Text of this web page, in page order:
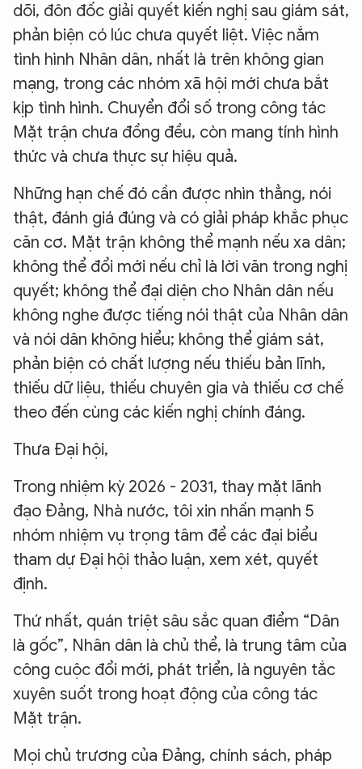
dõi, đôn đốc giải quyết kiến nghị sau giám sát,
phản biện có lúc chưa quyết liệt. Việc nắm
tình hình Nhân dân, nhất là trên không gian
mạng, trong các nhóm xã hội mới chưa bắt
kịp tình hình. Chuyển đổi số trong công tác
Mặt trận chưa đồng đều, còn mang tính hình
thức và chưa thực sự hiệu quả.
Những hạn chế đó cần được nhìn thẳng, nói
thật, đánh giá đúng và có giải pháp khắc phục
căn cơ. Mặt trận không thể mạnh nếu xa dân;
không thể đổi mới nếu chỉ là lời văn trong nghị
quyết; không thể đại diện cho Nhân dân nếu
không nghe được tiếng nói thật của Nhân dân
và nói dân không hiểu; không thể giám sát,
phản biện có chất lượng nếu thiếu bản lĩnh,
thiếu dữ liệu, thiếu chuyên gia và thiếu cơ chế
theo đến cùng các kiến nghị chính đáng.
Thưa Đại hội,
Trong nhiệm kỳ 2026 - 2031, thay mặt lãnh
đạo Đảng, Nhà nước, tôi xin nhấn mạnh 5
nhóm nhiệm vụ trọng tâm để các đại biểu
tham dự Đại hội thảo luận, xem xét, quyết
định.
Thứ nhất, quán triệt sâu sắc quan điểm “Dân
là gốc”, Nhân dân là chủ thể, là trung tâm của
công cuộc đổi mới, phát triển, là nguyên tắc
xuyên suốt trong hoạt động của công tác
Mặt trận.
Mọi chủ trương của Đảng, chính sách, pháp